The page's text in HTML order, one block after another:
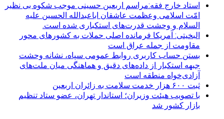
استاد خارج فقه:مراسم اربعین حسینی موجب شکوه بی نظیر
امّت اسلامی وعظمت عاشقان اباعبدالله الحسین علیه
السلام و وحشت قدرت‌های استکباری شده است.
البخیتی: آمریکا فرمانده اصلی حملات به کشورهای محور
مقاومت از جمله عراق است
بستن حساب کاربری روابط عمومی سپاه، نشانه‌ وحشت
جبهه استکبار از داده‌های دقیق و هماهنگی میان ملت‌های
آزادی‌خواه منطقه است
ثبت ۶۰۰ هزار خدمت سلامت به زائران اربعین
با تصویب هیئت وزیران؛ استاندار تهران، عضو ستاد تنظیم
بازار کشور شد